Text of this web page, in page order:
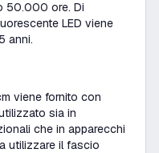
50.000 ore. Di
LED viene
anni.
viene fornito con
sia in
che in apparecchi
utilizzare il fascio